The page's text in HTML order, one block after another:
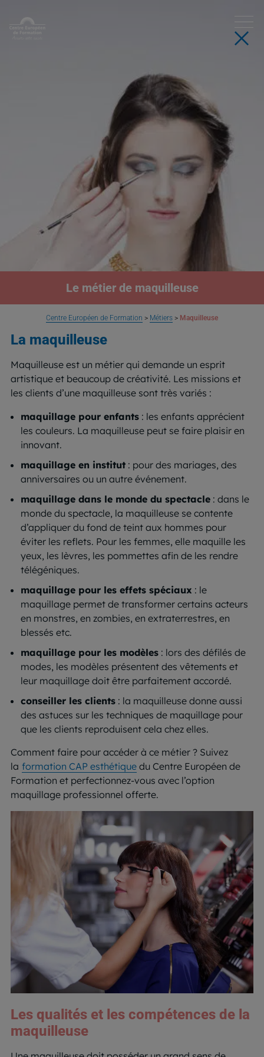
Le métier de maquilleuse
Centre Européen de Formation > Métiers > Maquilleuse
La maquilleuse
Maquilleuse est un métier qui demande un esprit
artistique et beaucoup de créativité. Les missions et
les clients d’une maquilleuse sont très variés :
maquillage pour enfants : les enfants apprécient
les couleurs. La maquilleuse peut se faire plaisir en
innovant.
maquillage en institut : pour des mariages, des
anniversaires ou un autre événement.
maquillage dans le monde du spectacle : dans le
monde du spectacle, la maquilleuse se contente
d’appliquer du fond de teint aux hommes pour
éviter les reflets. Pour les femmes, elle maquille les
yeux, les lèvres, les pommettes afin de les rendre
télégéniques.
maquillage pour les effets spéciaux : le
maquillage permet de transformer certains acteurs
en monstres, en zombies, en extraterrestres, en
blessés etc.
maquillage pour les modèles : lors des défilés de
modes, les modèles présentent des vêtements et
leur maquillage doit être parfaitement accordé.
conseiller les clients : la maquilleuse donne aussi
des astuces sur les techniques de maquillage pour
que les clients reproduisent cela chez elles.
Comment faire pour accéder à ce métier ? Suivez
la formation CAP esthétique du Centre Européen de
Formation et perfectionnez-vous avec l’option
maquillage professionnel offerte.
Les qualités et les compétences de la
maquilleuse